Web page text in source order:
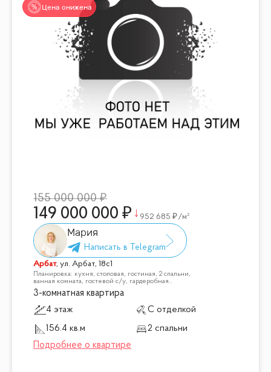
Цена снижена
155 000 000
149 000 000 952 685 /м²
Мария
Арбат,ул. Арбат, 18с1
Планировка: кухня, столовая, гостиная, 2 спальни,
ванная комната, гостевой с/у, гардеробная..
3-комнатная квартира
4 этаж
С отделкой
156.4 кв.м
2 спальни